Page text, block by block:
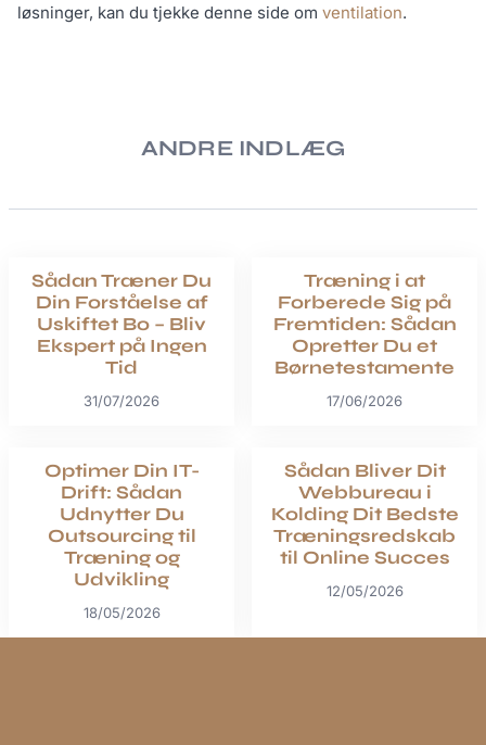
løsninger, kan du tjekke denne side om ventilation.
ANDRE INDLÆG
Sådan Træner Du
Din Forståelse af
Uskiftet Bo – Bliv
Ekspert på Ingen
Tid
31/07/2026
Træning i at
Forberede Sig på
Fremtiden: Sådan
Opretter Du et
Børnetestamente
17/06/2026
Optimer Din IT-
Drift: Sådan
Udnytter Du
Outsourcing til
Træning og
Udvikling
18/05/2026
Sådan Bliver Dit
Webbureau i
Kolding Dit Bedste
Træningsredskab
til Online Succes
12/05/2026